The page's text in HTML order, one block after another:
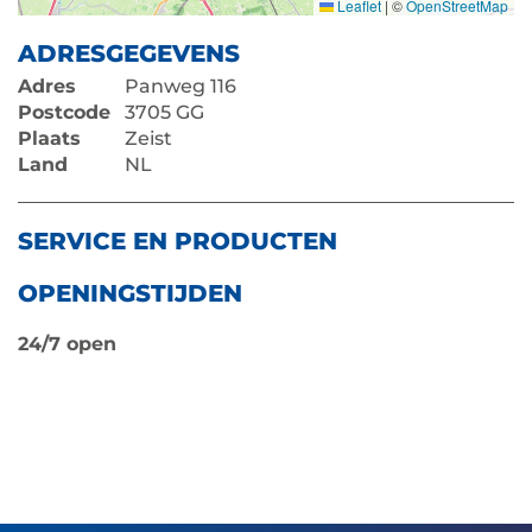
Leaflet | ©OpenStreetMap
ADRESGEGEVENS
Adres
Panweg 116
Postcode
3705 GG
Plaats
Zeist
Land
NL
SERVICE EN PRODUCTEN
OPENINGSTIJDEN
24/7 open